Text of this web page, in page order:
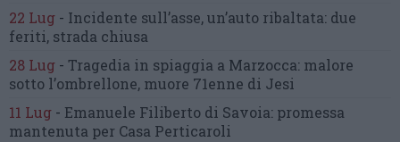
22 Lug - Incidente sull’asse, un’auto ribaltata: due
feriti, strada chiusa
28 Lug - Tragedia in spiaggia a Marzocca: malore
sotto l’ombrellone, muore 71enne di Jesi
11 Lug - Emanuele Filiberto di Savoia: promessa
mantenuta per Casa Perticaroli